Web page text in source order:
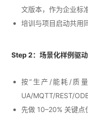
文版本，作为企业标
培训与项目启动共用
Step 2：场景化样例驱
按“生产/能耗/质
UA/MQTT/REST/
先做 10–20% 关键点